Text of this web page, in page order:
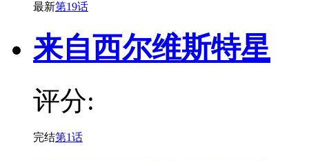
最新第19话
来自西尔维斯特星
评分:
完结第1话